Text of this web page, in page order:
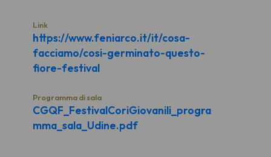
Link
https://www.feniarco.it/it/cosa-
facciamo/cosi-germinato-questo-
fiore-festival
Programma di sala
CGQF_FestivalCoriGiovanili_progra
mma_sala_Udine.pdf